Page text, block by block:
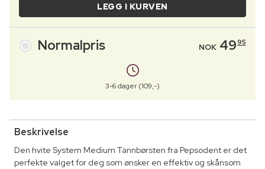
LEGG I KURVEN
Normalpris NOK 4995
3-6 dager (109,-)
Beskrivelse
Den hvite System Medium Tannbørsten fra Pepsodent er det
perfekte valget for deg som ønsker en effektiv og skånsom